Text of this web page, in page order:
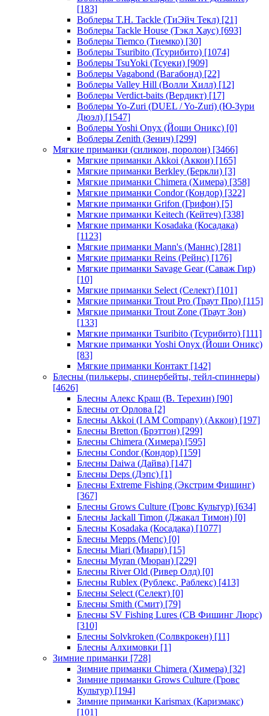
[183]
Воблеры T.H. Tackle (ТиЭйч Текл) [21]
Воблеры Tackle House (Тэкл Хаус) [693]
Воблеры Tiemco (Тиемко) [30]
Воблеры Tsuribito (Тсурибито) [1074]
Воблеры TsuYoki (Тсуеки) [909]
Воблеры Vagabond (Вагабонд) [22]
Воблеры Valley Hill (Волли Хилл) [12]
Воблеры Verdict-baits (Вердикт) [17]
Воблеры Yo-Zuri (DUEL / Yo-Zuri) (Ю-Зури
Дюэл) [1547]
Воблеры Yoshi Onyx (Йоши Оникс) [0]
Воблеры Zenith (Зенич) [299]
Мягкие приманки (силикон, поролон) [3466]
Мягкие приманки Akkoi (Аккои) [165]
Мягкие приманки Berkley (Беркли) [3]
Мягкие приманки Chimera (Химера) [358]
Мягкие приманки Condor (Кондор) [322]
Мягкие приманки Grifon (Грифон) [5]
Мягкие приманки Keitech (Кейтеч) [338]
Мягкие приманки Kosadaka (Косадака)
[1123]
Мягкие приманки Mann's (Маннс) [281]
Мягкие приманки Reins (Рейнс) [176]
Мягкие приманки Savage Gear (Саваж Гир)
[10]
Мягкие приманки Select (Селект) [101]
Мягкие приманки Trout Pro (Траут Про) [115]
Мягкие приманки Trout Zone (Траут Зон)
[133]
Мягкие приманки Tsuribito (Тсурибито) [111]
Мягкие приманки Yoshi Onyx (Йоши Оникс)
[83]
Мягкие приманки Контакт [142]
Блесны (пилькеры, спинербейты, тейл-спиннеры)
[4626]
Блесны Алекс Краш (В. Терехин) [90]
Блесны от Орлова [2]
Блесны Akkoi (I AM Company) (Аккои) [197]
Блесны Bretton (Брэттон) [299]
Блесны Chimera (Химера) [595]
Блесны Condor (Кондор) [159]
Блесны Daiwa (Дайва) [147]
Блесны Deps (Дэпс) [1]
Блесны Extreme Fishing (Экстрим Фишинг)
[367]
Блесны Grows Culture (Гровс Культур) [634]
Блесны Jackall Timon (Джакал Тимон) [0]
Блесны Kosadaka (Косадака) [1077]
Блесны Mepps (Мепс) [0]
Блесны Miari (Миари) [15]
Блесны Myran (Мюран) [229]
Блесны River Old (Ривер Олд) [0]
Блесны Rublex (Рублекс, Раблекс) [413]
Блесны Select (Селект) [0]
Блесны Smith (Смит) [79]
Блесны SV Fishing Lures (СВ Фишинг Люрс)
[310]
Блесны Solvkroken (Солвкрокен) [11]
Блесны Алхимовки [1]
Зимние приманки [728]
Зимние приманки Chimera (Химера) [32]
Зимние приманки Grows Culture (Гровс
Культур) [194]
Зимние приманки Karismax (Каризмакс)
[101]